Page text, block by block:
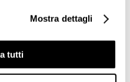
sono utilizzati, solo
le tue abitudini di
avvisi pubblicitari mirati, in
Mostra dettagli
tutti